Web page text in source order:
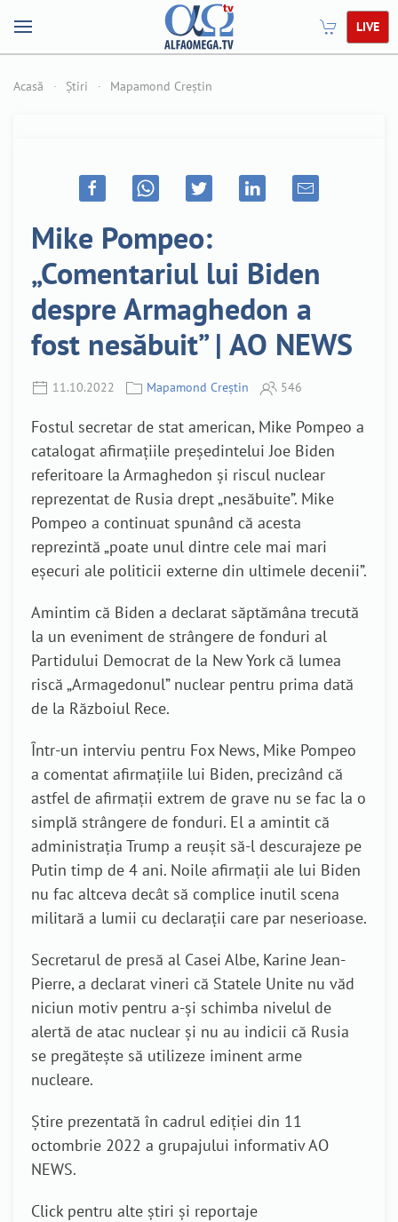
LIVE
Acasă Știri Mapamond Creștin
Mike Pompeo:
„Comentariul lui Biden
despre Armaghedon a
fost nesăbuit” | AO NEWS
11.10.2022 Mapamond Creștin 546
Fostul secretar de stat american, Mike Pompeo a
catalogat afirmațiile președintelui Joe Biden
referitoare la Armaghedon și riscul nuclear
reprezentat de Rusia drept „nesăbuite”. Mike
Pompeo a continuat spunând că acesta
reprezintă „poate unul dintre cele mai mari
eșecuri ale politicii externe din ultimele decenii”.
Amintim că Biden a declarat săptămâna trecută
la un eveniment de strângere de fonduri al
Partidului Democrat de la New York că lumea
riscă „Armagedonul” nuclear pentru prima dată
de la Războiul Rece.
Într-un interviu pentru Fox News, Mike Pompeo
a comentat afirmațiile lui Biden, precizând că
astfel de afirmații extrem de grave nu se fac la o
simplă strângere de fonduri. El a amintit că
administrația Trump a reușit să-l descurajeze pe
Putin timp de 4 ani. Noile afirmații ale lui Biden
nu fac altceva decât să complice inutil scena
militară a lumii cu declarații care par neserioase.
Secretarul de presă al Casei Albe, Karine Jean-
Pierre, a declarat vineri că Statele Unite nu văd
niciun motiv pentru a-și schimba nivelul de
alertă de atac nuclear și nu au indicii că Rusia
se pregătește să utilizeze iminent arme
nucleare.
Știre prezentată în cadrul ediției din 11
octombrie 2022 a grupajului informativ AO
NEWS.
Click pentru alte știri și reportaje